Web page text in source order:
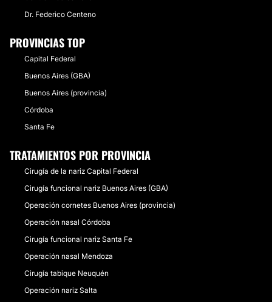
Dr. Federico Centeno
PROVINCIAS TOP
Capital Federal
Buenos Aires (GBA)
Buenos Aires (provincia)
Córdoba
Santa Fe
TRATAMIENTOS POR PROVINCIA
Cirugía de la nariz Capital Federal
Cirugía funcional nariz Buenos Aires (GBA)
Operación cornetes Buenos Aires (provincia)
Operación nasal Córdoba
Cirugía funcional nariz Santa Fe
Operación nasal Mendoza
Cirugía tabique Neuquén
Operación nariz Salta